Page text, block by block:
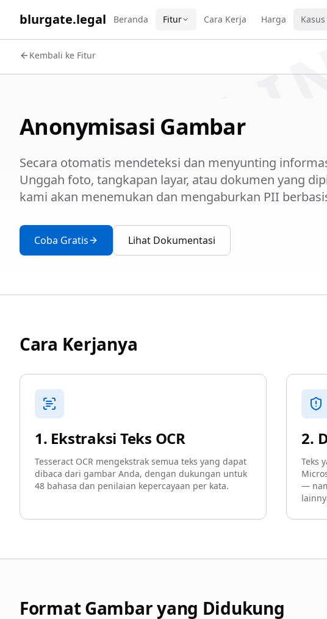
blurgate.legal Beranda Fitur Cara Kerja Harga
Kembali ke Fitur
Anonymisasi Gambar
Secara otomatis mendeteksi dan menyunting
Unggah foto, tangkapan layar, atau dokumen yang
kami akan menemukan dan mengaburkan PII
Coba Gratis Lihat Dokumentasi
Cara Kerjanya
1. Ekstraksi Teks OCR
Tesseract OCR mengekstrak semua teks yang dapat
dibaca dari gambar Anda, dengan dukungan untuk
48 bahasa dan penilaian kepercayaan per kata.
2.
Teks
—
Format Gambar yang Didukung